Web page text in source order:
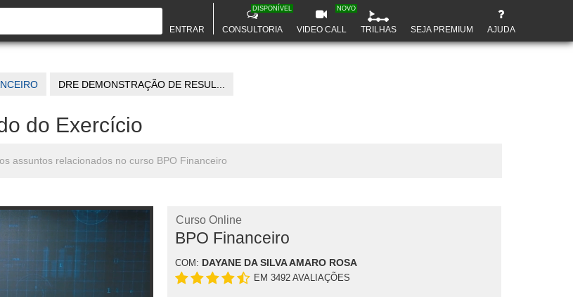
ENTRAR CONSULTORIA
DISPONÍVEL
VIDEO CALL
NOVO
TRILHAS SEJA PREMIUM AJUDA
DRE DEMONSTRAÇÃO DE RESUL...
do Exercício
assuntos relacionados no curso BPO Financeiro
Curso Online
BPO Financeiro
COM: DAYANE DA SILVA AMARO ROSA
EM 3492 AVALIAÇÕES